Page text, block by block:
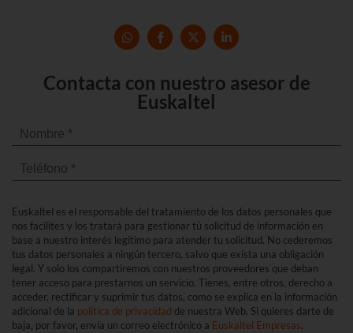
Contacta con nuestro asesor de
Euskaltel
Euskaltel es el responsable del tratamiento de los datos personales que
nos facilites y los tratará para gestionar tú solicitud de información en
base a nuestro interés legítimo para atender tu solicitud. No cederemos
tus datos personales a ningún tercero, salvo que exista una obligación
legal. Y solo los compartiremos con nuestros proveedores que deban
tener acceso para prestarnos un servicio. Tienes, entre otros, derecho a
acceder, rectificar y suprimir tus datos, como se explica en la información
adicional de la política de privacidad de nuestra Web. Si quieres darte de
baja, por favor, envía un correo electrónico a Euskaltel Empresas.